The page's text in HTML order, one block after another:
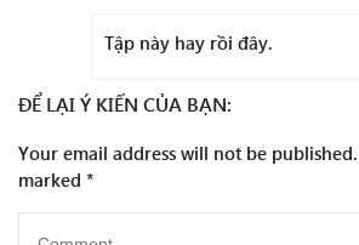
Tập này hay rồi đây.
ĐỂ LẠI Ý KIẾN CỦA BẠN:
Your email address will not be published.
marked *